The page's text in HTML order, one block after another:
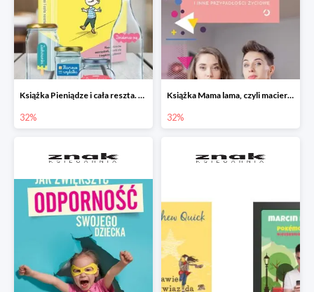
Książka Pieniądze i cała reszta. Naucz dziecko oszczędzać, dzielić się i mądrze wydawać
32%
Książka Mama lama, czyli macierzyństwo i inne przypadłości życiowe
32%